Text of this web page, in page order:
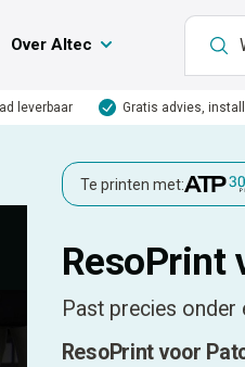
Over Altec
leverbaar Gratis advies,
Te printen met:
ResoPrint
Past precies onder
ResoPrint voor